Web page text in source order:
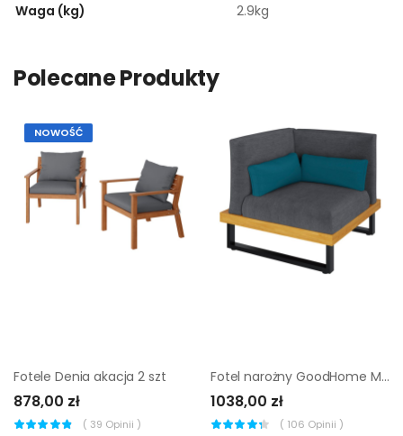
Waga (kg) 2.9kg
Polecane Produkty
NOWOŚĆ
Fotele Denia akacja 2 szt
878,00 zł
( 39 Opinii )
Fotel narożny GoodHome Moala szary
1038,00 zł
( 106 Opinii )